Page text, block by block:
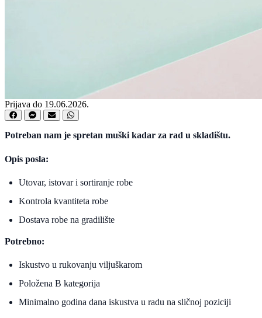
Prijava do 19.06.2026.
Potreban nam je spretan muški kadar za rad u skladištu.
Opis posla:
Utovar, istovar i sortiranje robe
Kontrola kvantiteta robe
Dostava robe na gradilište
Potrebno:
Iskustvo u rukovanju viljuškarom
Položena B kategorija
Minimalno godina dana iskustva u radu na sličnoj poziciji